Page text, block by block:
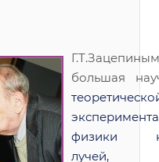
большая
физики
лучей,